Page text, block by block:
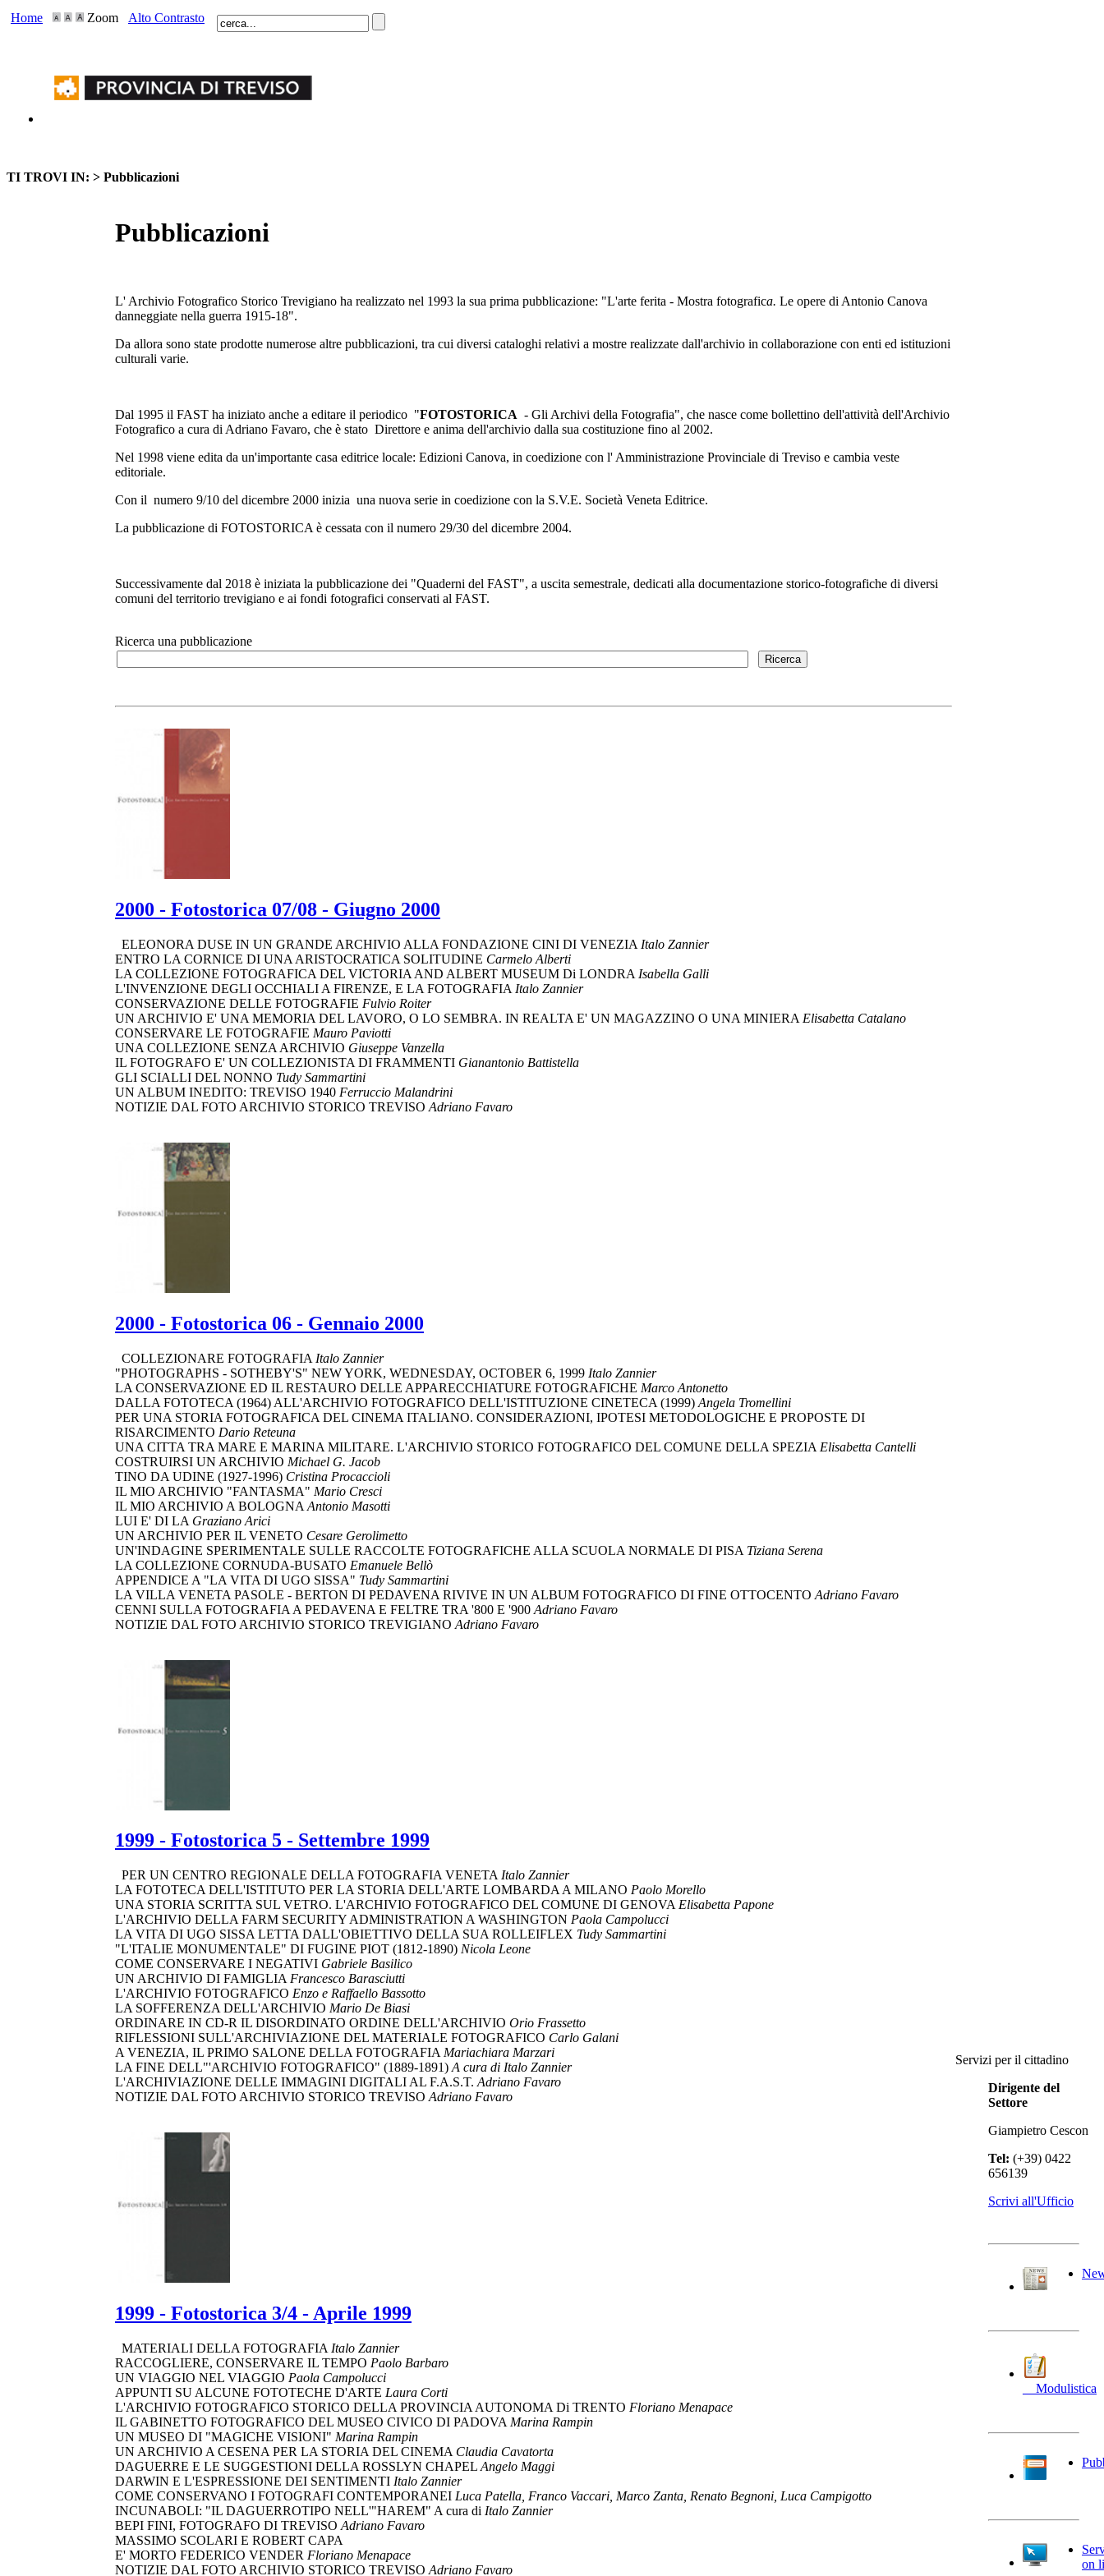
Home Zoom Alto Contrasto
TI TROVI IN: > Pubblicazioni
Pubblicazioni
L' Archivio Fotografico Storico Trevigiano ha realizzato nel 1993 la sua prima pubblicazione: "L'arte ferita - Mostra fotografica. Le opere di Antonio Canova
danneggiate nella guerra 1915-18".
Da allora sono state prodotte numerose altre pubblicazioni, tra cui diversi cataloghi relativi a mostre realizzate dall'archivio in collaborazione con enti ed istituzioni
culturali varie.
Dal 1995 il FAST ha iniziato anche a editare il periodico "FOTOSTORICA - Gli Archivi della Fotografia", che nasce come bollettino dell'attività dell'Archivio
Fotografico a cura di Adriano Favaro, che è stato Direttore e anima dell'archivio dalla sua costituzione fino al 2002.
Nel 1998 viene edita da un'importante casa editrice locale: Edizioni Canova, in coedizione con l' Amministrazione Provinciale di Treviso e cambia veste
editoriale.
Con il numero 9/10 del dicembre 2000 inizia una nuova serie in coedizione con la S.V.E. Società Veneta Editrice.
La pubblicazione di FOTOSTORICA è cessata con il numero 29/30 del dicembre 2004.
Successivamente dal 2018 è iniziata la pubblicazione dei "Quaderni del FAST", a uscita semestrale, dedicati alla documentazione storico-fotografiche di diversi
comuni del territorio trevigiano e ai fondi fotografici conservati al FAST.
Ricerca una pubblicazione
2000 - Fotostorica 07/08 - Giugno 2000
ELEONORA DUSE IN UN GRANDE ARCHIVIO ALLA FONDAZIONE CINI DI VENEZIA Italo Zannier
ENTRO LA CORNICE DI UNA ARISTOCRATICA SOLITUDINE Carmelo Alberti
LA COLLEZIONE FOTOGRAFICA DEL VICTORIA AND ALBERT MUSEUM Di LONDRA Isabella Galli
L'INVENZIONE DEGLI OCCHIALI A FIRENZE, E LA FOTOGRAFIA Italo Zannier
CONSERVAZIONE DELLE FOTOGRAFIE Fulvio Roiter
UN ARCHIVIO E' UNA MEMORIA DEL LAVORO, O LO SEMBRA. IN REALTA E' UN MAGAZZINO O UNA MINIERA Elisabetta Catalano
CONSERVARE LE FOTOGRAFIE Mauro Paviotti
UNA COLLEZIONE SENZA ARCHIVIO Giuseppe Vanzella
IL FOTOGRAFO E' UN COLLEZIONISTA DI FRAMMENTI Gianantonio Battistella
GLI SCIALLI DEL NONNO Tudy Sammartini
UN ALBUM INEDITO: TREVISO 1940 Ferruccio Malandrini
NOTIZIE DAL FOTO ARCHIVIO STORICO TREVISO Adriano Favaro
2000 - Fotostorica 06 - Gennaio 2000
COLLEZIONARE FOTOGRAFIA Italo Zannier
"PHOTOGRAPHS - SOTHEBY'S" NEW YORK, WEDNESDAY, OCTOBER 6, 1999 Italo Zannier
LA CONSERVAZIONE ED IL RESTAURO DELLE APPARECCHIATURE FOTOGRAFICHE Marco Antonetto
DALLA FOTOTECA (1964) ALL'ARCHIVIO FOTOGRAFICO DELL'ISTITUZIONE CINETECA (1999) Angela Tromellini
PER UNA STORIA FOTOGRAFICA DEL CINEMA ITALIANO. CONSIDERAZIONI, IPOTESI METODOLOGICHE E PROPOSTE DI
RISARCIMENTO Dario Reteuna
UNA CITTA TRA MARE E MARINA MILITARE. L'ARCHIVIO STORICO FOTOGRAFICO DEL COMUNE DELLA SPEZIA Elisabetta Cantelli
COSTRUIRSI UN ARCHIVIO Michael G. Jacob
TINO DA UDINE (1927-1996) Cristina Procaccioli
IL MIO ARCHIVIO "FANTASMA" Mario Cresci
IL MIO ARCHIVIO A BOLOGNA Antonio Masotti
LUI E' DI LA Graziano Arici
UN ARCHIVIO PER IL VENETO Cesare Gerolimetto
UN'INDAGINE SPERIMENTALE SULLE RACCOLTE FOTOGRAFICHE ALLA SCUOLA NORMALE DI PISA Tiziana Serena
LA COLLEZIONE CORNUDA-BUSATO Emanuele Bellò
APPENDICE A "LA VITA DI UGO SISSA" Tudy Sammartini
LA VILLA VENETA PASOLE - BERTON DI PEDAVENA RIVIVE IN UN ALBUM FOTOGRAFICO DI FINE OTTOCENTO Adriano Favaro
CENNI SULLA FOTOGRAFIA A PEDAVENA E FELTRE TRA '800 E '900 Adriano Favaro
NOTIZIE DAL FOTO ARCHIVIO STORICO TREVIGIANO Adriano Favaro
1999 - Fotostorica 5 - Settembre 1999
PER UN CENTRO REGIONALE DELLA FOTOGRAFIA VENETA Italo Zannier
LA FOTOTECA DELL'ISTITUTO PER LA STORIA DELL'ARTE LOMBARDA A MILANO Paolo Morello
UNA STORIA SCRITTA SUL VETRO. L'ARCHIVIO FOTOGRAFICO DEL COMUNE DI GENOVA Elisabetta Papone
L'ARCHIVIO DELLA FARM SECURITY ADMINISTRATION A WASHINGTON Paola Campolucci
LA VITA DI UGO SISSA LETTA DALL'OBIETTIVO DELLA SUA ROLLEIFLEX Tudy Sammartini
"L'ITALIE MONUMENTALE" DI FUGINE PIOT (1812-1890) Nicola Leone
COME CONSERVARE I NEGATIVI Gabriele Basilico
UN ARCHIVIO DI FAMIGLIA Francesco Barasciutti
L'ARCHIVIO FOTOGRAFICO Enzo e Raffaello Bassotto
LA SOFFERENZA DELL'ARCHIVIO Mario De Biasi
ORDINARE IN CD-R IL DISORDINATO ORDINE DELL'ARCHIVIO Orio Frassetto
RIFLESSIONI SULL'ARCHIVIAZIONE DEL MATERIALE FOTOGRAFICO Carlo Galani
A VENEZIA, IL PRIMO SALONE DELLA FOTOGRAFIA Mariachiara Marzari
LA FINE DELL"'ARCHIVIO FOTOGRAFICO" (1889-1891) A cura di Italo Zannier
L'ARCHIVIAZIONE DELLE IMMAGINI DIGITALI AL F.A.S.T. Adriano Favaro
NOTIZIE DAL FOTO ARCHIVIO STORICO TREVISO Adriano Favaro
1999 - Fotostorica 3/4 - Aprile 1999
MATERIALI DELLA FOTOGRAFIA Italo Zannier
RACCOGLIERE, CONSERVARE IL TEMPO Paolo Barbaro
UN VIAGGIO NEL VIAGGIO Paola Campolucci
APPUNTI SU ALCUNE FOTOTECHE D'ARTE Laura Corti
L'ARCHIVIO FOTOGRAFICO STORICO DELLA PROVINCIA AUTONOMA Di TRENTO Floriano Menapace
IL GABINETTO FOTOGRAFICO DEL MUSEO CIVICO DI PADOVA Marina Rampin
UN MUSEO DI "MAGICHE VISIONI" Marina Rampin
UN ARCHIVIO A CESENA PER LA STORIA DEL CINEMA Claudia Cavatorta
DAGUERRE E LE SUGGESTIONI DELLA ROSSLYN CHAPEL Angelo Maggi
DARWIN E L'ESPRESSIONE DEI SENTIMENTI Italo Zannier
COME CONSERVANO I FOTOGRAFI CONTEMPORANEI Luca Patella, Franco Vaccari, Marco Zanta, Renato Begnoni, Luca Campigotto
INCUNABOLI: "IL DAGUERROTIPO NELL'"HAREM" A cura di Italo Zannier
BEPI FINI, FOTOGRAFO DI TREVISO Adriano Favaro
MASSIMO SCOLARI E ROBERT CAPA
E' MORTO FEDERICO VENDER Floriano Menapace
NOTIZIE DAL FOTO ARCHIVIO STORICO TREVISO Adriano Favaro
Servizi per il cittadino
Dirigente del
Settore
Giampietro Cescon
Tel: (+39) 0422
656139
Scrivi all'Ufficio
__Modulistica
on